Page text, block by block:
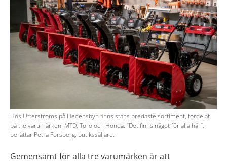
Hos Utterströms på Hedensbyn finns stans bredaste sortiment, fördelat
på tre varumärken: MTD, Toro och Honda. “Det finns något för alla här”,
berättar Petra Forsberg, butikssäljare.
Gemensamt för alla tre varumärken är att